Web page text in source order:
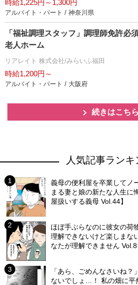
時給1,225円～1,300円
アルバイト・パート / 神奈川県
「福祉調理スタッフ」調理師免許必
老人ホーム
リアレイト 株式会社/みらいふ福田
時給1,200円～
アルバイト・パート / 大阪府
続きはこちら
人気記事ランキ
義母の便利屋を卒業してノ
まる妻と娘の新たな人生に
屋扱いする義母 Vol.44】
ほぼ手ぶらなのに彼女の荷
理解できないけど楽しまな
なたが理解できません Vol.8
「あら、ごめんなさいね
ないでしょ…！ 私の畑に